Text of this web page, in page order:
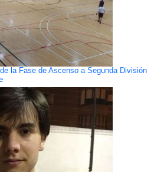
de la Fase de Ascenso a Segunda División